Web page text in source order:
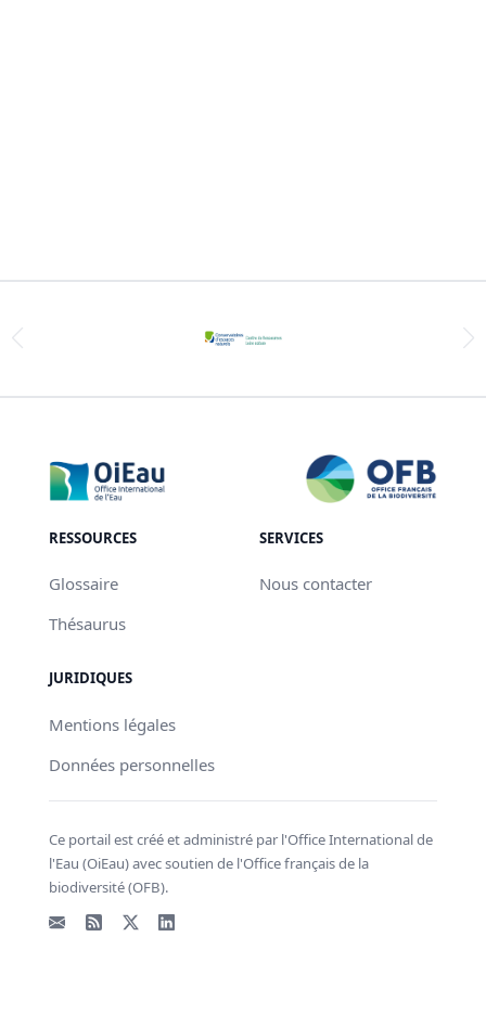
RESSOURCES
Glossaire
Thésaurus
SERVICES
Nous contacter
JURIDIQUES
Mentions légales
Données personnelles
Ce portail est créé et administré par l'Office International de
l'Eau (OiEau) avec soutien de l'Office français de la
biodiversité (OFB).